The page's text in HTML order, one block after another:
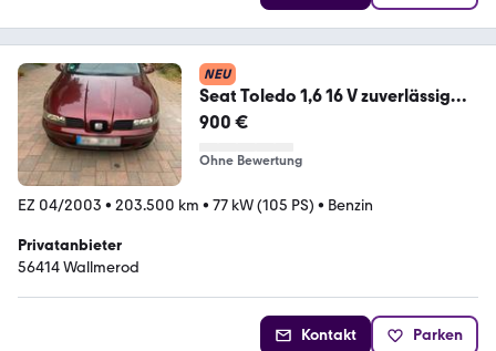
NEU
Seat Toledo 1,6 16 V zuverlässig
Tüv Mai 2...
900 €
Ohne Bewertung
EZ 04/2003 • 203.500 km • 77 kW (105 PS) • Benzin
Privatanbieter
56414 Wallmerod
Kontakt Parken